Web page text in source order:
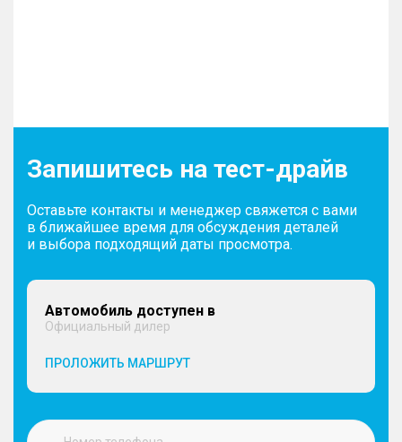
Запишитесь на тест-драйв
Оставьте контакты и менеджер свяжется с вами
в ближайшее время для обсуждения деталей
и выбора подходящий даты просмотра.
Автомобиль доступен в
Официальный дилер
ПРОЛОЖИТЬ МАРШРУТ